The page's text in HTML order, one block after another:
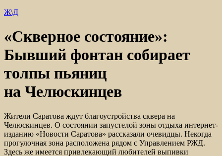
Ж\Д
«Скверное состояние»:
Бывший фонтан собирает
толпы пьяниц
на Челюскинцев
Жители Саратова ждут благоустройства сквера на
Челюскинцев. О состоянии запустелой зоны отдыха интернет-
изданию «Новости Саратова» рассказали очевидцы. Некогда
прогулочная зона расположена рядом с Управлением РЖД.
Здесь же имеется привлекающий любителей выпивки